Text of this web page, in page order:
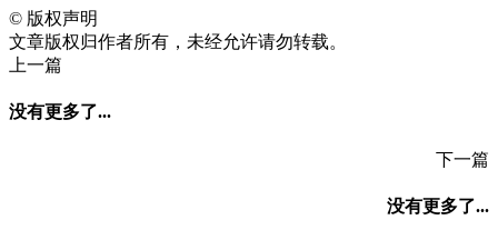
© 版权声明
文章版权归作者所有，未经允许请勿转载。
上一篇
没有更多了...
下一篇
没有更多了...